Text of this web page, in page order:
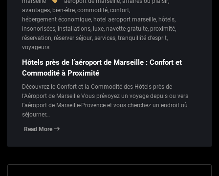
avantages, bien-être, commodité, confort,
hébergement économique, hotel aeroport marseille, hôtels,
insonorisées, installations, luxe, navette gratuite, proximité,
réservation, réserver séjour, services, tranquillité d'esprit,
voyageurs
Hôtels près de l’aéroport de Marseille : Confort et
Commodité à Proximité
Découvrez le Confort et la Commodité des Hôtels près de
l'Aéroport de Marseille Vous prévoyez un voyage depuis ou vers
l'aéroport de Marseille-Provence et vous cherchez un endroit où
séjourner…
Read More